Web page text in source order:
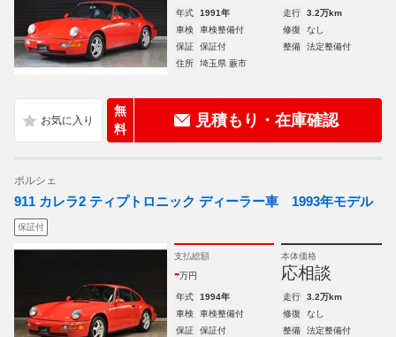
年式 1991年 走行
3.2万km
車検
車検整備付 修復
なし
保証
保証付 整備
法定整備付
住所
埼玉県 蕨市
無
料
見積もり・在庫確認
ポルシェ
911 カレラ2 ティプトロニック ディーラー車 1993年モデル
保証付
支払総額
-万円
本体価格
応相談
年式 1994年 走行
3.2万km
車検
車検整備付 修復
なし
保証
保証付 整備
法定整備付